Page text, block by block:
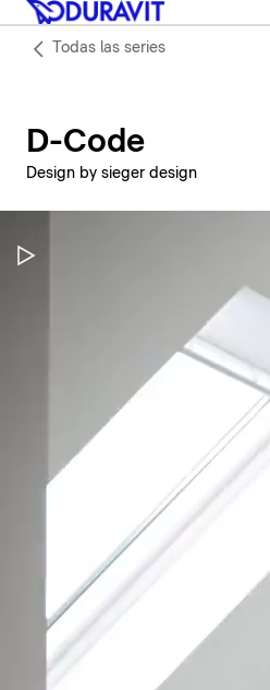
Todas las series
D-Code
Design by sieger design
Pausar vídeo